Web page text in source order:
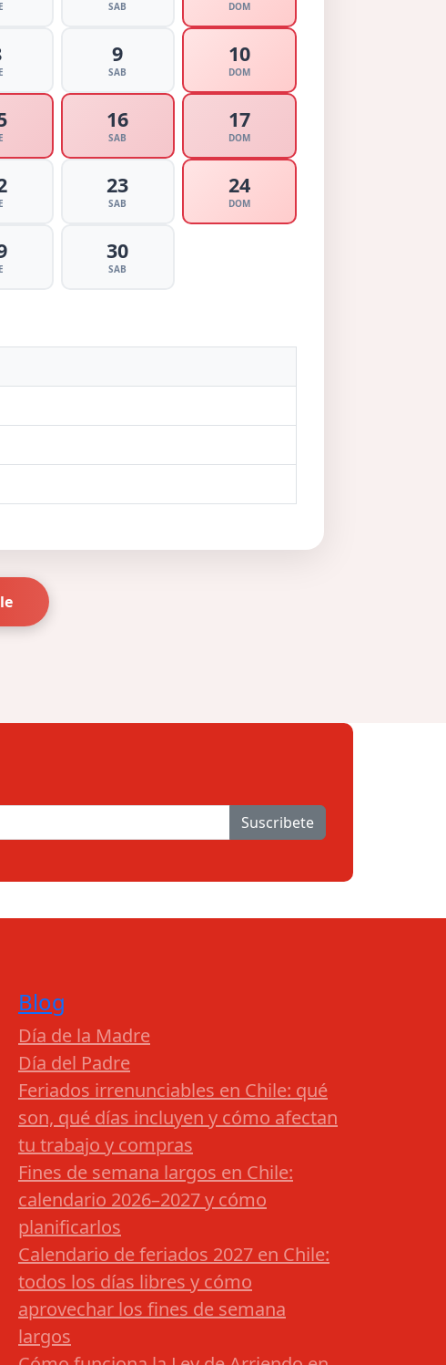
SAB DOM
9
SAB
10
DOM
16
SAB
17
DOM
23
SAB
24
DOM
30
SAB
Suscribete
Blog
Día de la Madre
Día del Padre
Feriados irrenunciables en Chile: qué
son, qué días incluyen y cómo afectan
tu trabajo y compras
Fines de semana largos en Chile:
calendario 2026–2027 y cómo
planificarlos
Calendario de feriados 2027 en Chile:
todos los días libres y cómo
aprovechar los fines de semana
largos